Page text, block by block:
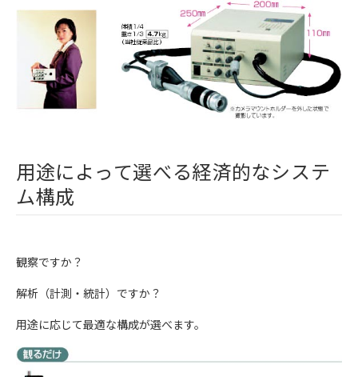
用途によって選べる経済的なシステ
ム構成
観察ですか？
解析（計測・統計）ですか？
用途に応じて最適な構成が選べます。